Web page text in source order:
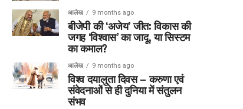
आलेख 9 months ago
बीजेपी की ‘अजेय’ जीत: विकास की
जगह ‘विश्वास’ का जादू, या सिस्टम
का कमाल?
आलेख 9 months ago
विश्व दयालुता दिवस – करुणा एवं
संवेदनाओं से ही दुनिया में संतुलन
संभव